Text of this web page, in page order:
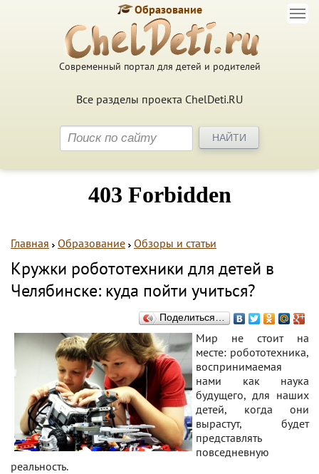
Современный портал для детей и родителей
Все разделы проекта ChelDeti.RU
Образование
Главная Образование Обзоры и статьи
Кружки робототехники для детей в
Челябинске: куда пойти учиться?
Поделиться…
Мир не стоит на
месте: робототехника,
воспринимаемая
нами как наука
будущего, для наших
детей, когда они
вырастут, будет
представлять
повседневную
реальность.